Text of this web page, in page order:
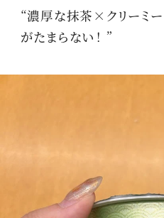
“濃厚な抹茶×クリーミ
がたまらない！ ”